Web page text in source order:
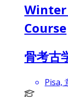
Winter
Course
骨考古
Pisa,